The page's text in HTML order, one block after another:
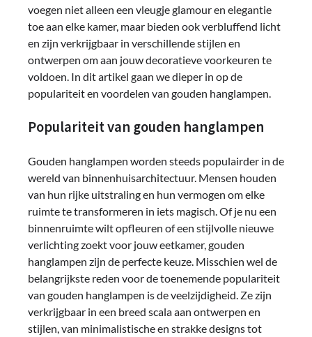
voegen niet alleen een vleugje glamour en elegantie
toe aan elke kamer, maar bieden ook verbluffend licht
en zijn verkrijgbaar in verschillende stijlen en
ontwerpen om aan jouw decoratieve voorkeuren te
voldoen. In dit artikel gaan we dieper in op de
populariteit en voordelen van gouden hanglampen.
Populariteit van gouden hanglampen
Gouden hanglampen worden steeds populairder in de
wereld van binnenhuisarchitectuur. Mensen houden
van hun rijke uitstraling en hun vermogen om elke
ruimte te transformeren in iets magisch. Of je nu een
binnenruimte wilt opfleuren of een stijlvolle nieuwe
verlichting zoekt voor jouw eetkamer, gouden
hanglampen zijn de perfecte keuze. Misschien wel de
belangrijkste reden voor de toenemende populariteit
van gouden hanglampen is de veelzijdigheid. Ze zijn
verkrijgbaar in een breed scala aan ontwerpen en
stijlen, van minimalistische en strakke designs tot